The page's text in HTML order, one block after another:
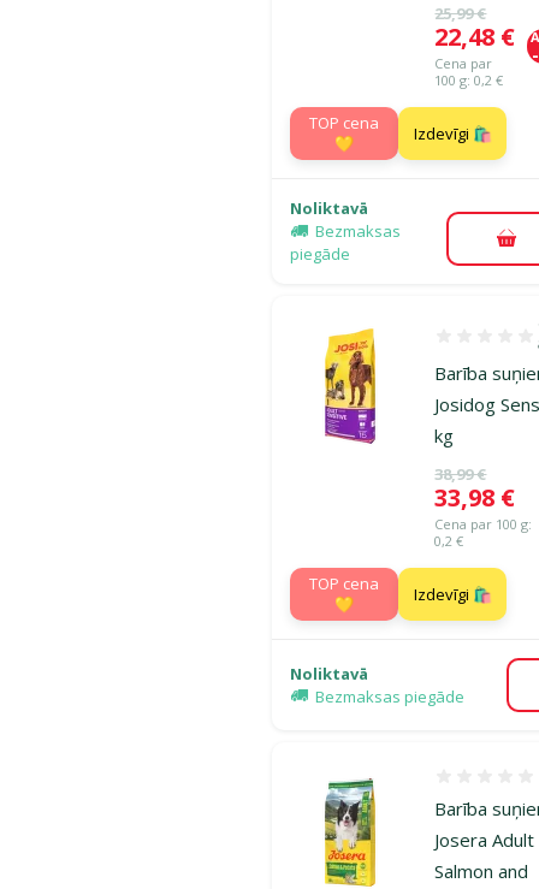
Oriģinālā
25,99 €
Cena
22,48 €
Cena par
100 g: 0,2 €
TOP cena
💛
Izdevīgi 🛍️
Noliktavā
Bezmaksas
piegāde
Barība
Josidog
kg
Oriģinālā
38,99 €
Cena
33,98 €
Cena par 100 g:
0,2 €
TOP cena
💛
Izdevīgi 🛍️
Noliktavā
Bezmaksas piegāde
Barība
Josera Adult
Salmon and